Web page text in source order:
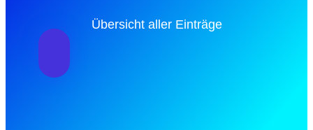
Übersicht aller Einträge